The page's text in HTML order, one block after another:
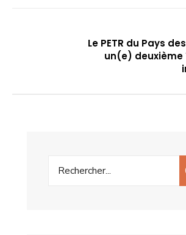
Le PETR du Pays
un(e)